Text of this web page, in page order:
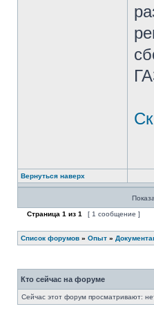
Вернуться наверх
Страница 1 из 1 [ 1 сообщение ]
Список форумов » Опыт »
Кто сейчас на форуме
Сейчас этот форум просматривают: